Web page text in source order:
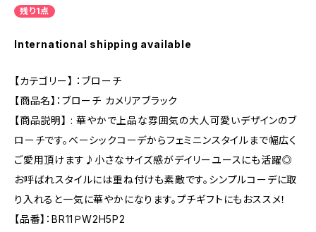
残り1点
International shipping available
【カテゴリー】 ：ブローチ
【商品名】：ブローチ カメリアブラック
【商品説明】 : 華やかで上品な雰囲気の大人可愛いデザインのブ
ローチです。ベーシックコーデからフェミニンスタイルまで幅広く
ご愛用頂けます♪小さなサイズ感がデイリーユースにも活躍◎
お呼ばれスタイルには重ね付けも素敵です。シンプルコーデに取
り入れると一気に華やかになります。プチギフトにもおススメ！
【品番】：BR11ＰW2H5P2